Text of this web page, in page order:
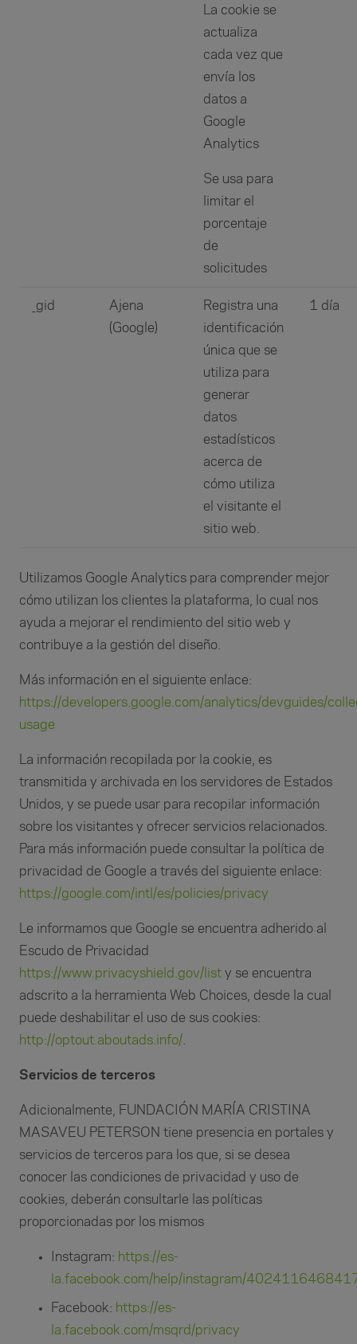
La cookie se
actualiza
cada vez que
envía los
datos a
Google
Analytics
Se usa para
limitar el
porcentaje
de
solicitudes
_gid
Ajena
(Google)
Registra una
identificación
única que se
utiliza para
generar
datos
estadísticos
acerca de
cómo utiliza
el visitante el
sitio web.
1 día
Utilizamos Google Analytics para comprender mejor
cómo utilizan los clientes la plataforma, lo cual nos
ayuda a mejorar el rendimiento del sitio web y
contribuye a la gestión del diseño.
Más información en el siguiente enlace:
https://developers.google.com/analytics/devguides/
usage
La información recopilada por la cookie, es
transmitida y archivada en los servidores de Estados
Unidos, y se puede usar para recopilar información
sobre los visitantes y ofrecer servicios relacionados.
Para más información puede consultar la política de
privacidad de Google a través del siguiente enlace:
https://google.com/intl/es/policies/privacy
Le informamos que Google se encuentra adherido al
Escudo de Privacidad
https://www.privacyshield.gov/list y se encuentra
adscrito a la herramienta Web Choices, desde la cual
puede deshabilitar el uso de sus cookies:
http://optout.aboutads.info/
Servicios de terceros
Adicionalmente, FUNDACIÓN MARÍA CRISTINA
MASAVEU PETERSON tiene presencia en portales y
servicios de terceros para los que, si se desea
conocer las condiciones de privacidad y uso de
cookies, deberán consultarle las políticas
proporcionadas por los mismos
Instagram: https://es-
la.facebook.com/help/instagram/
Facebook: https://es-
la.facebook.com/msqrd/privacy